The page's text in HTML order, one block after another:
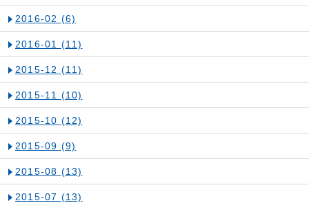
2016-02 (6)
2016-01 (11)
2015-12 (11)
2015-11 (10)
2015-10 (12)
2015-09 (9)
2015-08 (13)
2015-07 (13)